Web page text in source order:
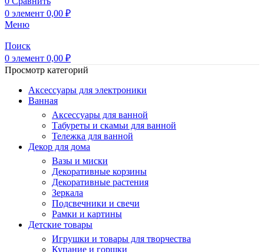
0 элемент 0,00 ₽
Меню
Поиск
0 элемент 0,00 ₽
Просмотр категорий
Аксессуары для электроники
Ванная
Аксессуары для ванной
Табуреты и скамьи для ванной
Тележка для ванной
Декор для дома
Вазы и миски
Декоративные корзины
Декоративные растения
Зеркала
Подсвечники и свечи
Рамки и картины
Детские товары
Игрушки и товары для творчества
Купание и горшки